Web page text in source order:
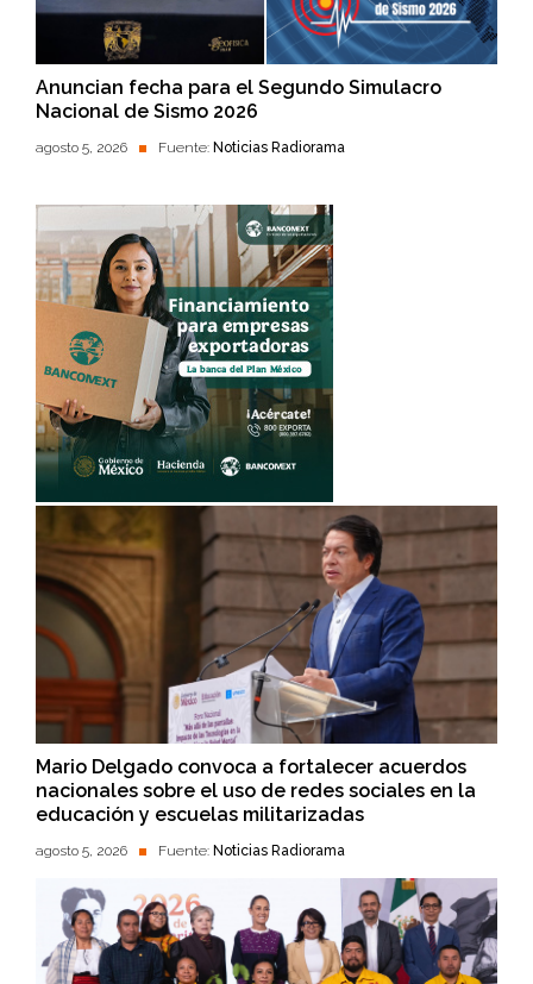
Anuncian fecha para el Segundo Simulacro
Nacional de Sismo 2026
agosto 5, 2026 Fuente: Noticias Radiorama
Mario Delgado convoca a fortalecer acuerdos
nacionales sobre el uso de redes sociales en la
educación y escuelas militarizadas
agosto 5, 2026 Fuente: Noticias Radiorama